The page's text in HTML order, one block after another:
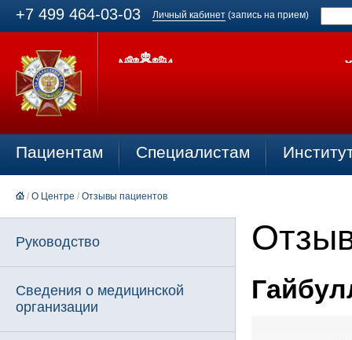
+7 499 464-03-03 Личный кабинет (запись на прием)
Пациентам Специалистам
/ О Центре / Отзывы пациентов
Руководство
Сведения о медицинской
организации